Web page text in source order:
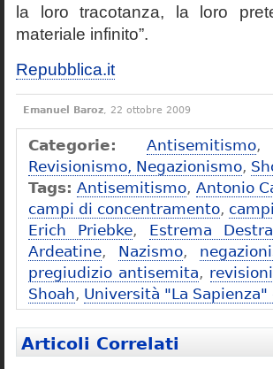
la loro tracotanza, la loro
materiale infinito”.
Repubblica.it
Emanuel Baroz, 22 ottobre 2009
Categorie: Antisemitismo
Revisionismo, Negazionismo,
Tags: Antisemitismo, Antonio
campi di concentramento,
Erich Priebke, Estrema Destra
Ardeatine, Nazismo,
pregiudizio antisemita,
Shoah, Università "La Sapienza"
Articoli Correlati